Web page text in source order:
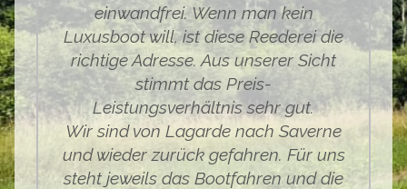
einwandfrei. Wenn man kein
Luxusboot will, ist diese Reederei die
richtige Adresse. Aus unserer Sicht
stimmt das Preis-
Leistungsverhältnis sehr gut.
Wir sind von Lagarde nach Saverne
und wieder zurück gefahren. Für uns
steht jeweils das Bootfahren und die